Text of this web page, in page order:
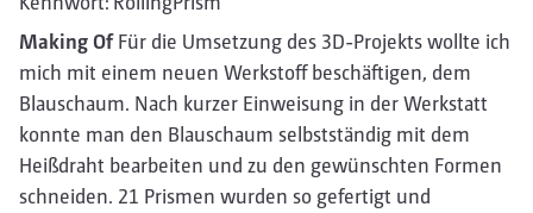
Making OfFür die Umsetzung des 3D-Projekts wollte ich
mich mit einem neuen Werkstoff beschäftigen, dem
Blauschaum. Nach kurzer Einweisung in der Werkstatt
konnte man den Blauschaum selbstständig mit dem
Heißdraht bearbeiten und zu den gewünschten Formen
schneiden. 21 Prismen wurden so gefertigt und